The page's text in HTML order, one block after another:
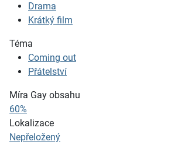
Drama
Krátký film
Téma
Coming out
Přátelství
Míra Gay obsahu
60%
Lokalizace
Nepřeložený